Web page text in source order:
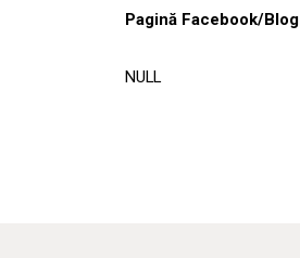
Pagină Facebook/Blog
NULL